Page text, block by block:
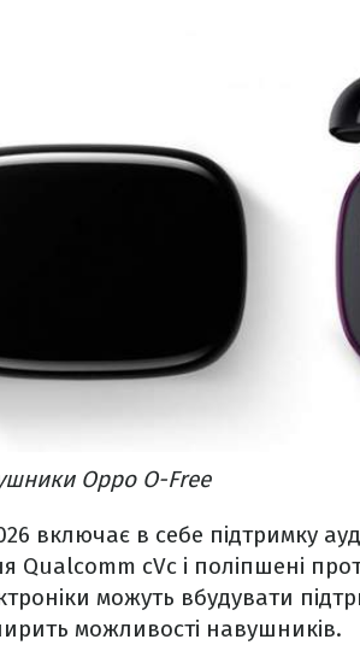
Oppo O-Free
включає в себе підтримку
Qualcomm cVc і поліпшені
можуть вбудувати
можливості навушників.